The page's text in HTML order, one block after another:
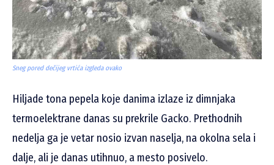
Sneg pored dečijeg vrtića izgleda ovako
Hiljade tona pepela koje danima izlaze iz dimnjaka
termoelektrane danas su prekrile Gacko. Prethodnih
nedelja ga je vetar nosio izvan naselja, na okolna sela i
dalje, ali je danas utihnuo, a mesto posivelo.